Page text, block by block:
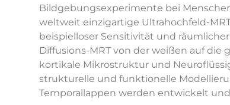
Bildgebungsexperimente bei
weltweit einzigartige Ultrahochfeld-
beispielloser Sensitivität und
Diffusions-MRT von der weißen auf die
kortikale Mikrostruktur und
strukturelle und funktionelle
Temporallappen werden entwickelt